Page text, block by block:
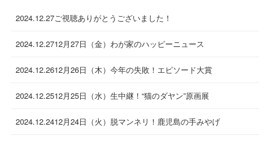
2024.12.27ご視聴ありがとうございました！
2024.12.2712月27日（金）わが家のハッピーニュース
2024.12.2612月26日（木）今年の失敗！エピソード大賞
2024.12.2512月25日（水）生中継！“猫のダヤン”原画展
2024.12.2412月24日（火）脱マンネリ！鹿児島の手みやげ